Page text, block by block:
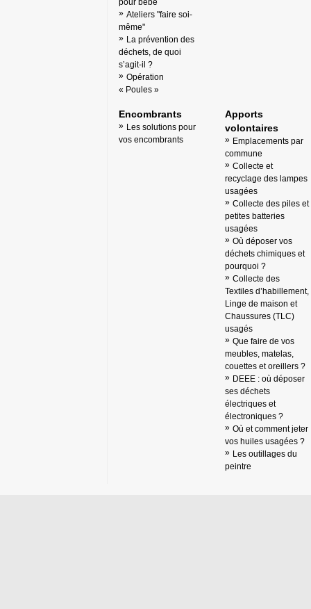
pour bébé
Ateliers "faire soi-
même"
La prévention des
déchets, de quoi
s’agit-il ?
Opération
« Poules »
Encombrants
Les solutions pour
vos encombrants
Apports
volontaires
Emplacements par
commune
Collecte et
recyclage des lampes
usagées
Collecte des piles et
petites batteries
usagées
Où déposer vos
déchets chimiques et
pourquoi ?
Collecte des
Textiles d’habillement,
Linge de maison et
Chaussures (TLC)
usagés
Que faire de vos
meubles, matelas,
couettes et oreillers ?
DEEE : où déposer
ses déchets
électriques et
électroniques ?
Où et comment jeter
vos huiles usagées ?
Les outillages du
peintre